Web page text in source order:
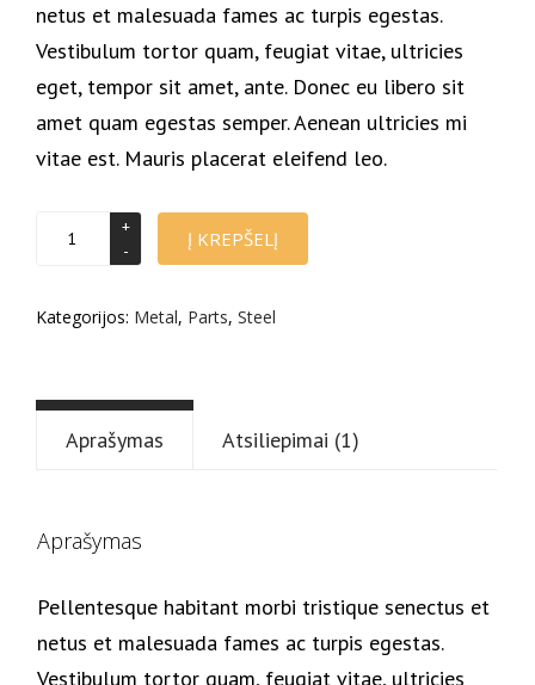
netus et malesuada fames ac turpis egestas.
Vestibulum tortor quam, feugiat vitae, ultricies
eget, tempor sit amet, ante. Donec eu libero sit
amet quam egestas semper. Aenean ultricies mi
vitae est. Mauris placerat eleifend leo.
produkto
kiekis:
light
Į KREPŠELĮ
Kategorijos: Metal, Parts, Steel
Aprašymas Atsiliepimai (1)
Aprašymas
Pellentesque habitant morbi tristique senectus et
netus et malesuada fames ac turpis egestas.
Vestibulum tortor quam, feugiat vitae, ultricies